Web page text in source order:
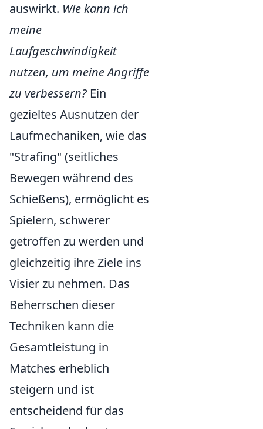
auswirkt. Wie kann ich
meine
Laufgeschwindigkeit
nutzen, um meine Angriffe
zu verbessern? Ein
gezieltes Ausnutzen der
Laufmechaniken, wie das
"Strafing" (seitliches
Bewegen während des
Schießens), ermöglicht es
Spielern, schwerer
getroffen zu werden und
gleichzeitig ihre Ziele ins
Visier zu nehmen. Das
Beherrschen dieser
Techniken kann die
Gesamtleistung in
Matches erheblich
steigern und ist
entscheidend für das